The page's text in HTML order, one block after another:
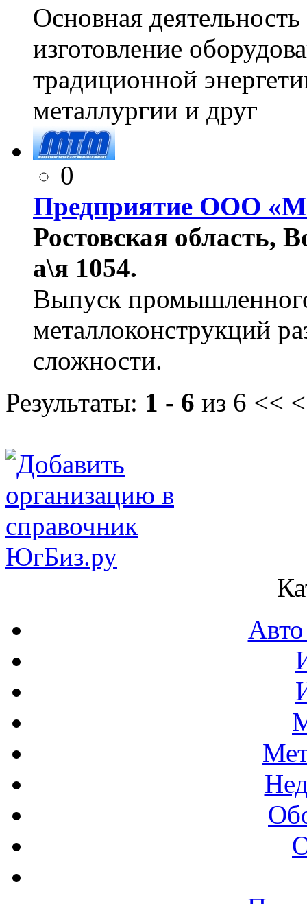
Основная
изготовление
традиционной
металлургии и друг
0
Предприятие ООО
Ростовская область,
а\я 1054.
Выпуск
металлоконструкций
сложности.
Результаты: 1 - 6 из 6 <<